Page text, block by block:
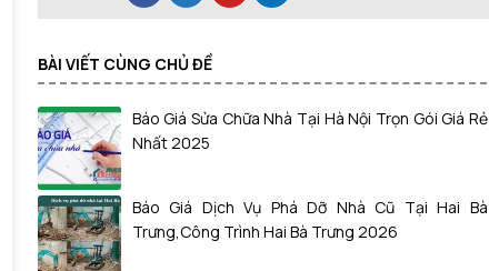
BÀI VIẾT CÙNG CHỦ ĐỀ
Báo Giá Sửa Chữa Nhà Tại Hà Nội Trọn Gói Giá Rẻ
Nhất 2025
Báo Giá Dịch Vụ Phá Dỡ Nhà Cũ Tại Hai Bà
Trưng,Công Trình Hai Bà Trưng 2026